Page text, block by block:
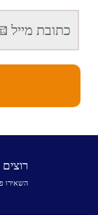
השאירו